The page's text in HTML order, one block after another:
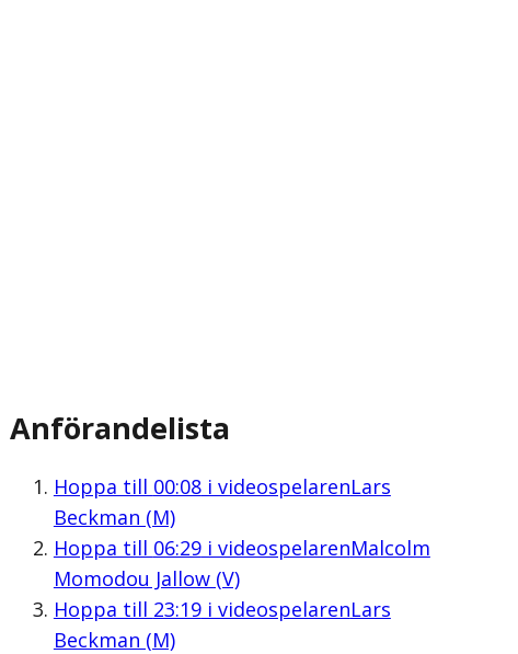
Anförandelista
Hoppa till 00:08i videospelarenLars
Beckman (M)
Hoppa till 06:29i videospelarenMalcolm
Momodou Jallow (V)
Hoppa till 23:19i videospelarenLars
Beckman (M)